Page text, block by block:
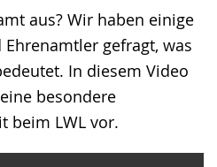
aus? Wir haben einige
gefragt, was
In diesem Video
besondere
beim LWL vor.